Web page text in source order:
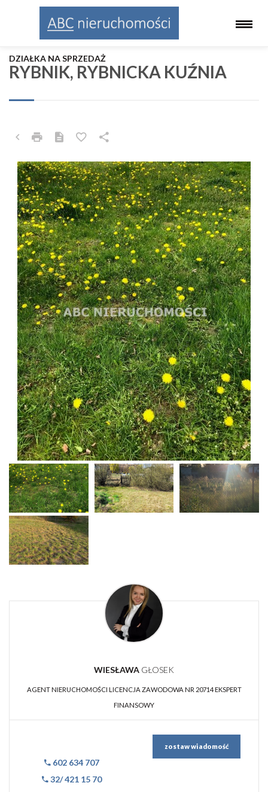
RYBNIK, RYBNICKA KUŹNIA
DZIAŁKA NA SPRZEDAŻ
WIESŁAWA GŁOSEK
AGENT NIERUCHOMOŚCI LICENCJA ZAWODOWA NR 20714 EKSPERT
FINANSOWY
602 634 707
32/ 421 15 70
zostaw wiadomość